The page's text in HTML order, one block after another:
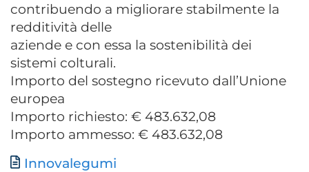
contribuendo a migliorare stabilmente la
redditività delle
aziende e con essa la sostenibilità dei
sistemi colturali.
Importo del sostegno ricevuto dall’Unione
europea
Importo richiesto: € 483.632,08
Importo ammesso: € 483.632,08
Document
Innovalegumi